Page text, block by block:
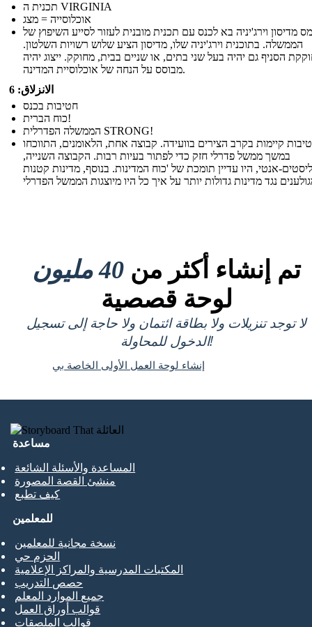
תכנית ה VIRGINIA
אוכלוסייה = מצג
מדיסון וירג'יניה בא לכנס עם תכנית מובנית לעזור לסייע השיפוץ של
הממשלה. בתוכנית וירג'יניה שלו, מדיסון הציע שלוש רשויות השלטון.
הסניף גם יהיה בעל שני בתים, או שניים בבית, מחוקק. ייצוג יהיה
מבוסס על הנחה של אוכלוסיית המדינה.
الانزلاق: 6
חטיבות בכנס
כוח הברית!
הממשלה הפדרלית STRONG!
קיימות בקרב הצירים בוועידה. קבוצה אחת, הלאומנים, התווכחו
במשך ממשל פדרלי חזק כדי לפתור בעיות רבות. הקבוצה השנייה,
אנטי, היו עדיין תומכת של 'כוח המדינות. בנוסף, מדינות קטנות
تم إنشاء أكثر من 40 مليون
لوحة قصصية
لا توجد تنزيلات ولا بطاقة ائتمان ولا حاجة إلى تسجيل
الدخول للمحاولة!
إنشاء لوحة العمل الأولى الخاصة بي
مساعدة
المساعدة والأسئلة الشائعة
منشئ القصة المصورة
كيف تطبع
للمعلمين
نسخة مجانية للمعلمين
الحزم حي
المكتبات المدرسية والمراكز الإعلامية
حصص التدريب
جميع الموارد المعلم
قوالب أوراق العمل
قوالب الملصقات